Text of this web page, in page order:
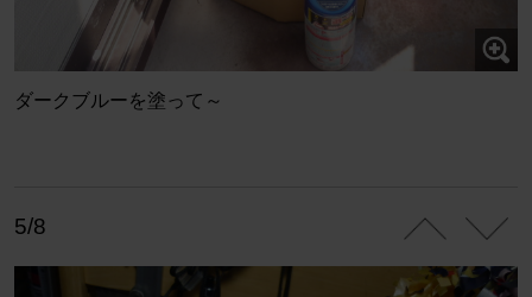
ダークブルーを塗って～
5/8